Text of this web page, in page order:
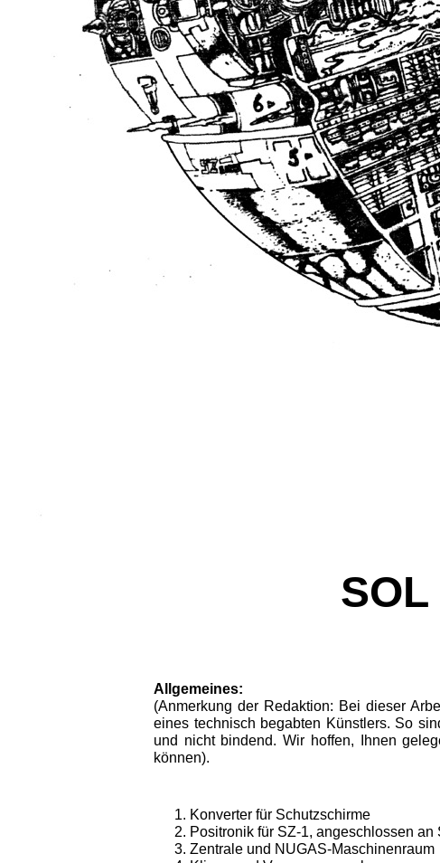
Allgemeines:
(Anmerkungder Redaktion: Bei dieser
eines technisch begabten Künstlers. So
und nicht bindend. Wir hoffen,
Ihnen
können).
Konverter für Schutzschirme
Positronik für SZ-1, angeschlossen an
Zentrale und NUGAS-Maschinenraum